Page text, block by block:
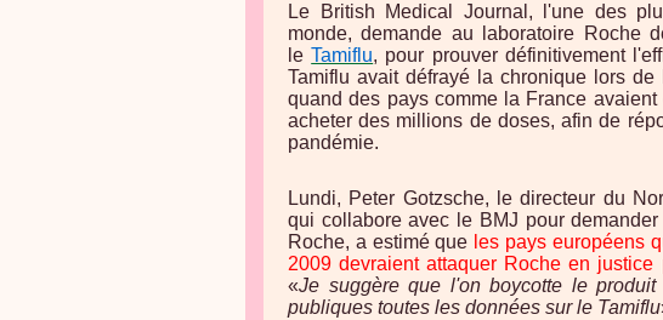
Le British Medical Journal, l'une des
monde, demande au laboratoire Roche
leTamiflu, pour prouver définitivement
Tamiflu avait défrayé la chronique lors de
quand des pays comme la France
acheter des millions de doses, afin de
pandémie.
Lundi, Peter Gotzsche, le directeur du
qui collabore avec le BMJ pour
Roche, a estimé que les pays européens
2009 devraient attaquer Roche en
«Je suggère que l'on boycotte le
publiques toutes les données sur le Tamiflu